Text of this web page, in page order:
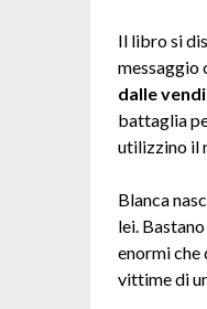
Il libro si
messaggio
dalle
battaglia
utilizzino il
Blanca
lei.
enormi
vittime di